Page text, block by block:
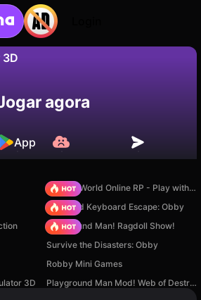
agora
App
Sprunki World Online RP - Play with Friends!
+1 Speed Keyboard Escape: Obby
Playground Man! Ragdoll Show!
Survive the Disasters: Obby
Robby Mini Games
3D
Playground Man Mod! Web of Destruction!